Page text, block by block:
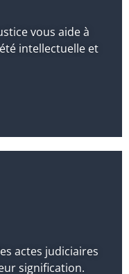
vous aide à
intellectuelle et
actes judiciaires
signification.